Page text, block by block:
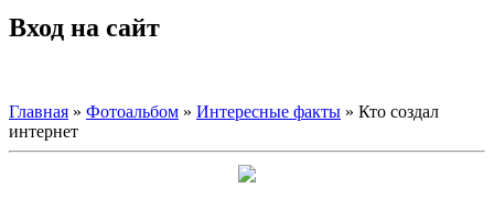
Вход на сайт
Главная » Фотоальбом » Интересные факты » Кто создал
интернет